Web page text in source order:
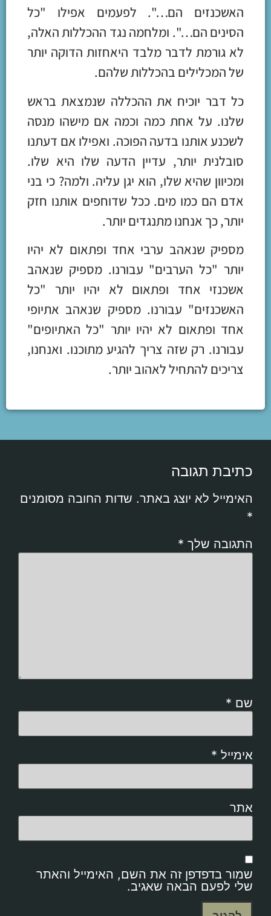
האשכנזים הם…". לפעמים אפילו "כל
הסינים הם…". ומלחמה נגד ההכללות האלה,
לא גורמת לדבר מלבד היאחזות הדוקה יותר
של המכלילים בהכללות שלהם.
כל דבר יוכיח את ההכללה שנמצאת בראש
שלנו. על אחת כמה וכמה אם מישהו מנסה
לשכנע אותנו בדעה הפוכה. ואפילו אם דעתנו
סובלנית יותר, עדיין הדעה שלו היא שלו.
ומכיוון שהיא שלו, הוא יגן עליה. ולמה? כי בני
אדם הם כמו מים. ככל שדוחפים אותנו חזק
יותר, כך אנחנו מתנגדים יותר.
מספיק שנאהב ערבי אחד ופתאום לא יהיו
יותר "כל הערבים" עבורנו. מספיק שנאהב
אשכנזי אחד ופתאום לא יהיו יותר "כל
האשכנזים" עבורנו. מספיק שנאהב אתיופי
אחד ופתאום לא יהיו יותר "כל האתיופים"
עבורנו. רק שזה צריך להגיע מתוכנו. ואנחנו,
צריכים להתחיל לאהוב יותר.
כתיבת תגובה
האימייל לא יוצג באתר. שדות החובה מסומנים
*
התגובה שלך *
שם *
אימייל *
אתר
שמור בדפדפן זה את השם, האימייל והאתר
שלי לפעם הבאה שאגיב.